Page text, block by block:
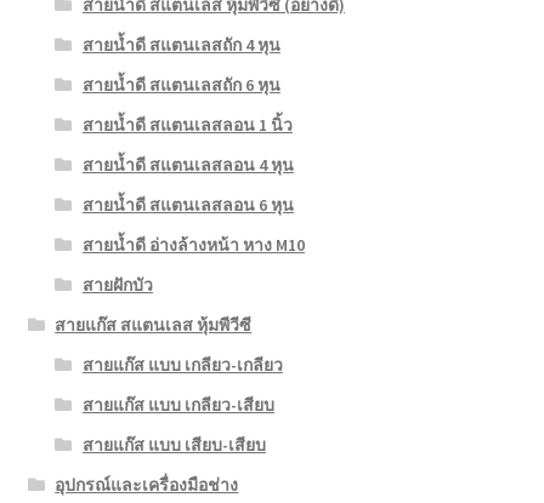
สายน้ำดี สแตนเลส หุ้มพีวีซี (อย่างดี)
สายน้ำดี สแตนเลสถัก 4 หุน
สายน้ำดี สแตนเลสถัก 6 หุน
สายน้ำดี สแตนเลสลอน 1 นิ้ว
สายน้ำดี สแตนเลสลอน 4 หุน
สายน้ำดี สแตนเลสลอน 6 หุน
สายน้ำดี อ่างล้างหน้า หาง M10
สายฝักบัว
สายแก๊ส สแตนเลส หุ้มพีวีซี
สายแก๊ส แบบ เกลียว-เกลียว
สายแก๊ส แบบ เกลียว-เสียบ
สายแก๊ส แบบ เสียบ-เสียบ
อุปกรณ์และเครื่องมือช่าง